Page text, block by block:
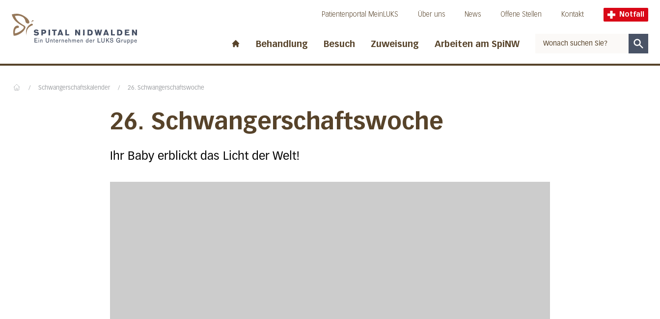
Patientenportal MeinLUKS Über uns News Offene Stellen Kontakt Notfall
Behandlung Besuch Zuweisung Arbeiten am SpiNW
/ Schwangerschaftskalender / 26. Schwangerschaftswoche
26. Schwangerschaftswoche
Ihr Baby erblickt das Licht der Welt!